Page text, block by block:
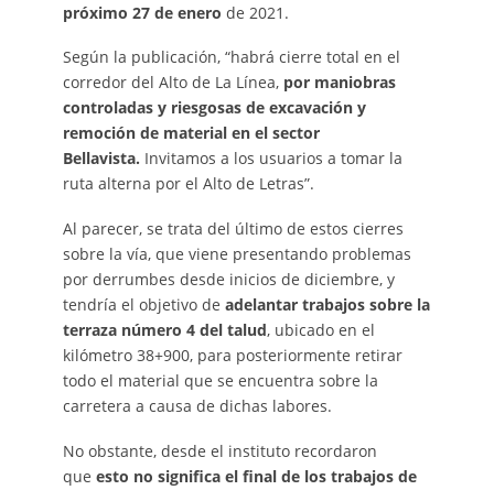
próximo 27 de enero de 2021.
Según la publicación, “habrá cierre total en el
corredor del Alto de La Línea, por maniobras
controladas y riesgosas de excavación y
remoción de material en el sector
Bellavista. Invitamos a los usuarios a tomar la
ruta alterna por el Alto de Letras”.
Al parecer, se trata del último de estos cierres
sobre la vía, que viene presentando problemas
por derrumbes desde inicios de diciembre, y
tendría el objetivo de adelantar trabajos sobre la
terraza número 4 del talud, ubicado en el
kilómetro 38+900, para posteriormente retirar
todo el material que se encuentra sobre la
carretera a causa de dichas labores.
No obstante, desde el instituto recordaron
que esto no significa el final de los trabajos de